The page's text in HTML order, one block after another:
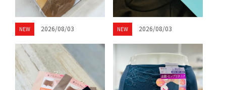
NEW 2026/08/03 NEW 2026/08/03